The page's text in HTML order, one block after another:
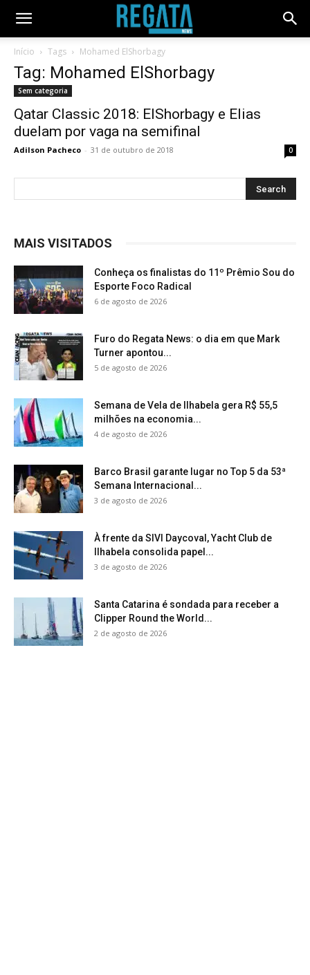
Início Tags Mohamed ElShorbagy
Tag: Mohamed ElShorbagy
Sem categoria
Qatar Classic 2018: ElShorbagy e Elias
duelam por vaga na semifinal
Adilson Pacheco - 31 de outubro de 2018 0
MAIS VISITADOS
Conheça os finalistas do 11º Prêmio Sou do
Esporte Foco Radical
6 de agosto de 2026
Furo do Regata News: o dia em que Mark
Turner apontou...
5 de agosto de 2026
Semana de Vela de Ilhabela gera R$ 55,5
milhões na economia...
4 de agosto de 2026
Barco Brasil garante lugar no Top 5 da 53ª
Semana Internacional...
3 de agosto de 2026
À frente da SIVI Daycoval, Yacht Club de
Ilhabela consolida papel...
3 de agosto de 2026
Santa Catarina é sondada para receber a
Clipper Round the World...
2 de agosto de 2026